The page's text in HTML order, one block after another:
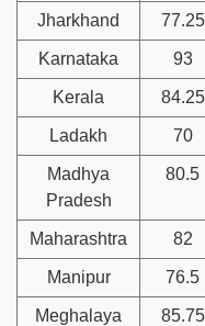
Jharkhand 77.25
Karnataka 93
Kerala 84.25
Ladakh 70
Madhya
Pradesh
80.5
Maharashtra 82
Manipur 76.5
Meghalaya 85.75